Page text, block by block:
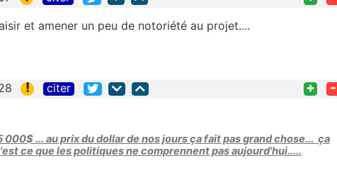
et amener un peu de notoriété au projet....
! citer + -
... au prix du dollar de nos jours ça fait pas grand chose... ça
ce que les politiques ne comprennent pas aujourd'hui.....